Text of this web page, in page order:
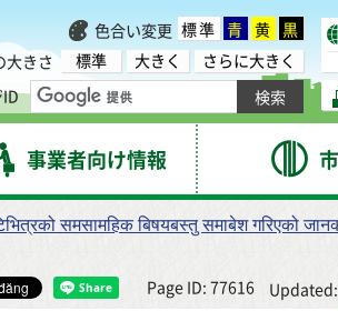
色合い変更 標準 青 黄 黒
大きさ
標準 大きく
さらに大きく
事業者向け情報
समसामहिक बिषयबस्तु समाबेश गरिएको
Page ID: 77616